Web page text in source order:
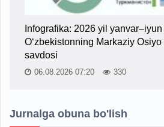
Infografika: 2026 yil
O‘zbekistonning Markaziy
savdosi
06.08.2026 07:20 330
Jurnalga obuna bo'lish